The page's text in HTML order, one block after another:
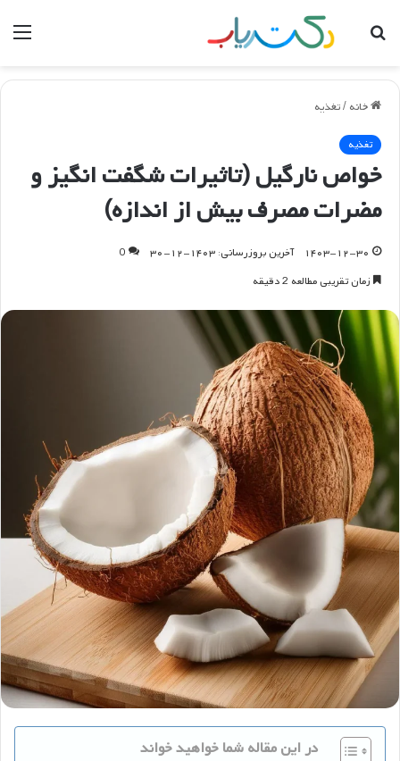
جستجو
خانه /تغذیه
تغذیه
خواص نارگیل (تاثیرات شگفت انگیز و
مضرات مصرف بیش از اندازه)
۱۴۰۳-۱۲-۳۰ آخرین بروزرسانی: ۱۴۰۳-۱۲-۳۰
0
زمان تقریبی مطالعه 2 دقیقه
در این مقاله شما خواهید خواند